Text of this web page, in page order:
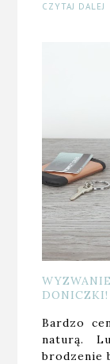
CZYTAJ DALEJ
DONICZKI!
Bardzo
naturą.
brodzenie